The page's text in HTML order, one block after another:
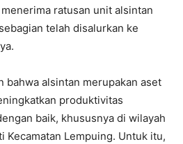
ratusan unit alsintan
telah disalurkan ke
bahwa alsintan merupakan aset
produktivitas
baik, khususnya di wilayah
Lempuing. Untuk itu,